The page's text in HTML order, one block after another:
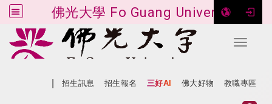
佛光大學 Fo Guang University
Toggle
跳到主要內容
招生訊息 招生報名 三好AI 佛大好物 教職專區